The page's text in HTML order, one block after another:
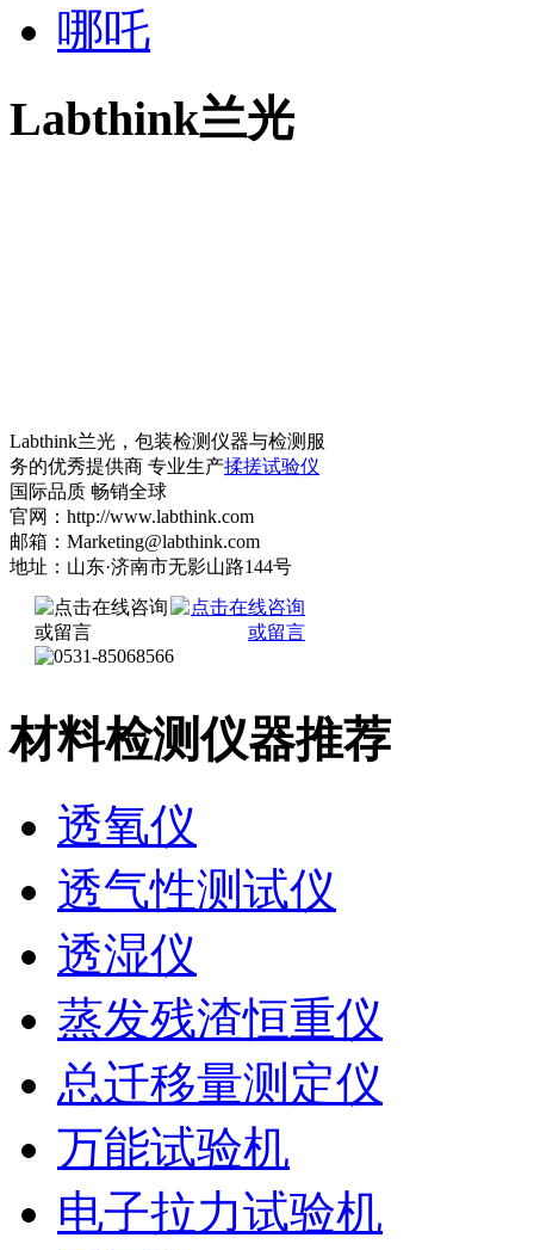
哪吒
Labthink兰光
Labthink兰光，包装检测仪器与检测服
务的优秀提供商 专业生产揉搓试验仪
国际品质 畅销全球
官网：http://www.labthink.com
邮箱：Marketing@labthink.com
地址：山东·济南市无影山路144号
材料检测仪器推荐
透氧仪
透气性测试仪
透湿仪
蒸发残渣恒重仪
总迁移量测定仪
万能试验机
电子拉力试验机